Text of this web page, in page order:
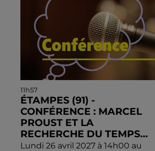
11h57
ÉTAMPES (91) -
CONFÉRENCE : MARCEL
PROUST ET LA
RECHERCHE DU TEMPS...
Lundi 26 avril 2027 à 14h00 au